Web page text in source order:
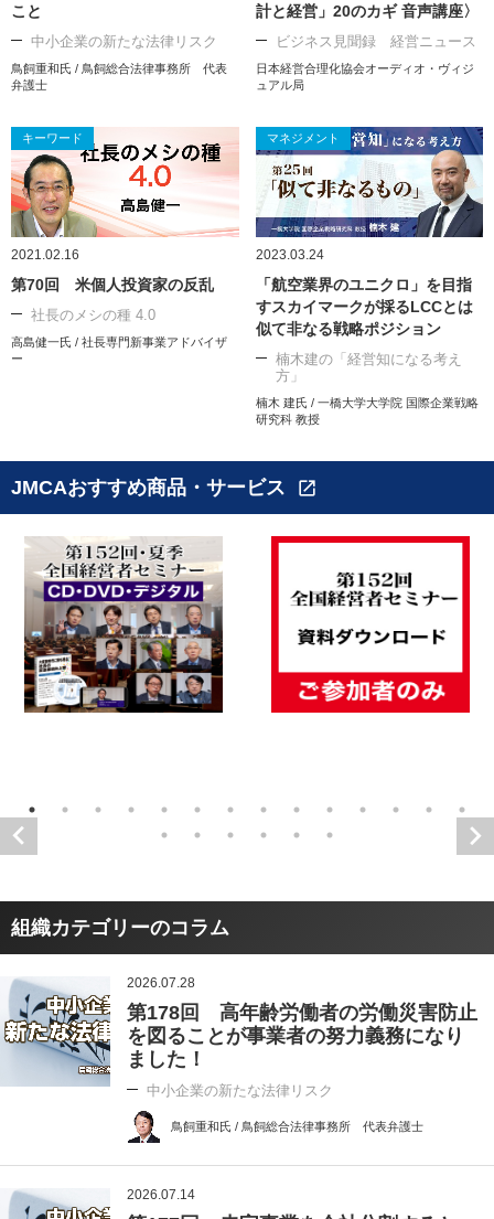
こと
中小企業の新たな法律リスク
鳥飼重和氏 / 鳥飼総合法律事務所 代表
弁護士
計と経営」20のカギ 音声講座〉
ビジネス見聞録 経営ニュース
日本経営合理化協会オーディオ・ヴィジ
ュアル局
キーワード
2021.02.16
第70回 米個人投資家の反乱
社長のメシの種 4.0
高島健一氏 / 社長専門新事業アドバイザ
ー
マネジメント
2023.03.24
「航空業界のユニクロ」を目指
すスカイマークが採るLCCとは
似て非なる戦略ポジション
楠木建の「経営知になる考え
方」
楠木 建氏 / 一橋大学大学院 国際企業戦略
研究科 教授
JMCAおすすめ商品・サービス open_in_new
組織カテゴリーのコラム
2026.07.28
第178回 高年齢労働者の労働災害防止
を図ることが事業者の努力義務になり
ました！
中小企業の新たな法律リスク
鳥飼重和氏 / 鳥飼総合法律事務所 代表弁護士
2026.07.14